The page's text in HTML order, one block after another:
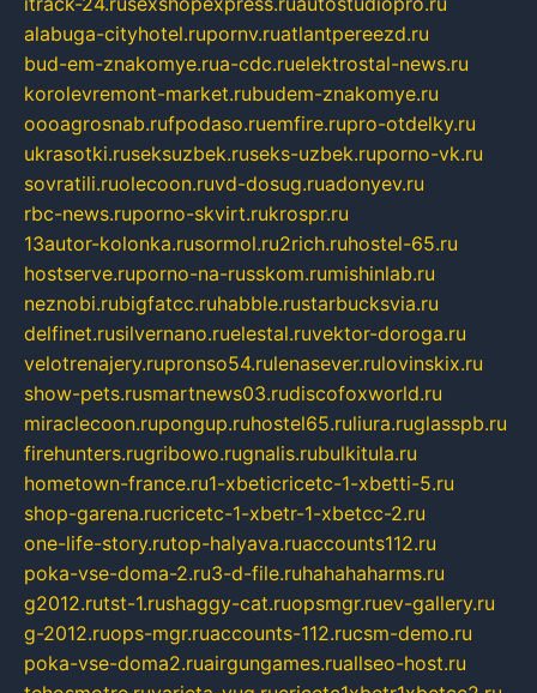
alabuga-cityhotel.rupornv.ruatlantpereezd.ru
bud-em-znakomye.rua-cdc.ruelektrostal-news.ru
korolevremont-market.rubudem-znakomye.ru
oooagrosnab.rufpodaso.ruemfire.rupro-otdelky.ru
ukrasotki.ruseksuzbek.ruseks-uzbek.ruporno-vk.ru
sovratili.ruolecoon.ruvd-dosug.ruadonyev.ru
rbc-news.ruporno-skvirt.rukrospr.ru
13autor-kolonka.rusormol.ru2rich.ruhostel-65.ru
hostserve.ruporno-na-russkom.rumishinlab.ru
neznobi.rubigfatcc.ruhabble.rustarbucksvia.ru
delfinet.rusilvernano.ruelestal.ruvektor-doroga.ru
velotrenajery.rupronso54.rulenasever.rulovinskix.ru
show-pets.rusmartnews03.rudiscofoxworld.ru
miraclecoon.rupongup.ruhostel65.ruliura.ruglasspb.ru
firehunters.rugribowo.rugnalis.rubulkitula.ru
hometown-france.ru1-xbeticricetc-1-xbetti-5.ru
shop-garena.rucricetc-1-xbetr-1-xbetcc-2.ru
one-life-story.rutop-halyava.ruaccounts112.ru
poka-vse-doma-2.ru3-d-file.ruhahahaharms.ru
g2012.rutst-1.rushaggy-cat.ruopsmgr.ruev-gallery.ru
g-2012.ruops-mgr.ruaccounts-112.rucsm-demo.ru
poka-vse-doma2.ruairgungames.ruallseo-host.ru